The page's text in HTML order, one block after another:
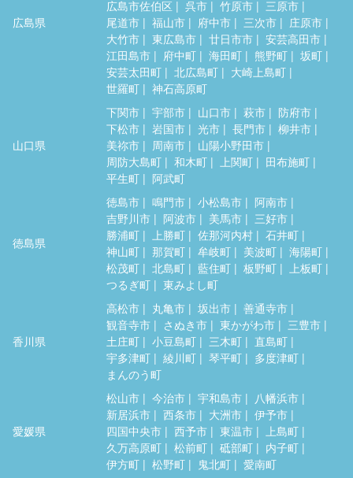
広島県
広島市佐伯区
呉市 竹原市
三原市
尾道市
福山市 府中市 三次市
庄原市
大竹市
東広島市 廿日市市
安芸高田市
江田島市
府中町 海田町 熊野町
坂町
安芸太田町
北広島町
大崎上島町
世羅町
神石高原町
山口県
下関市 宇部市 山口市 萩市
防府市
下松市
岩国市 光市 長門市
柳井市
美祢市
周南市
山陽小野田市
周防大島町
和木町 上関町
田布施町
平生町
阿武町
徳島県
徳島市 鳴門市 小松島市
阿南市
吉野川市
阿波市 美馬市
三好市
勝浦町
上勝町 佐那河内村
石井町
神山町
那賀町 牟岐町 美波町
海陽町
松茂町
北島町 藍住町 板野町
上板町
つるぎ町
東みよし町
香川県
高松市 丸亀市 坂出市
善通寺市
観音寺市
さぬき市 東かがわ市
三豊市
土庄町
小豆島町 三木町
直島町
宇多津町
綾川町 琴平町
多度津町
まんのう町
愛媛県
松山市 今治市 宇和島市
八幡浜市
新居浜市
西条市 大洲市
伊予市
四国中央市
西予市 東温市
上島町
久万高原町
松前町 砥部町
内子町
伊方町
松野町 鬼北町 愛南町